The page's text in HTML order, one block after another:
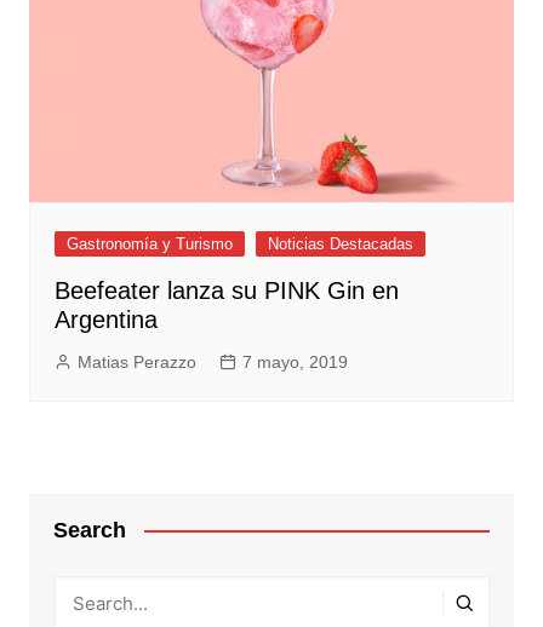
Gastronomía y Turismo Noticias Destacadas
Beefeater lanza su PINK Gin en
Argentina
Matias Perazzo 7 mayo, 2019
Search